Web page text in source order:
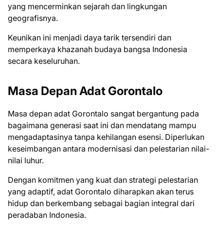
yang mencerminkan sejarah dan lingkungan
geografisnya.
Keunikan ini menjadi daya tarik tersendiri dan
memperkaya khazanah budaya bangsa Indonesia
secara keseluruhan.
Masa Depan Adat Gorontalo
Masa depan adat Gorontalo sangat bergantung pada
bagaimana generasi saat ini dan mendatang mampu
mengadaptasinya tanpa kehilangan esensi. Diperlukan
keseimbangan antara modernisasi dan pelestarian nilai-
nilai luhur.
Dengan komitmen yang kuat dan strategi pelestarian
yang adaptif, adat Gorontalo diharapkan akan terus
hidup dan berkembang sebagai bagian integral dari
peradaban Indonesia.